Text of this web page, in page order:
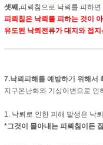
셋째,피뢰침으로 낙뢰를 피하
피뢰침은 낙뢰를 피하는 것이
유도된 낙뢰전류가 대지와 접
7.낙뢰피해를 예방하기 위해서
지구온난화와 기상이변으로
1. 낙뢰로 인한 피해 발생은 낙
*그것이 몰아내는 피뢰침이든